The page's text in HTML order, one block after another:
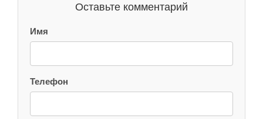
Оставьте комментарий
Имя
Телефон